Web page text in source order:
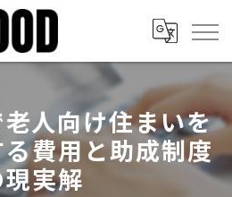
人向け住まいを
費用と助成制度
実解